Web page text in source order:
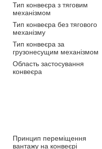
Тип конвеєра з тяговим
механізмом
Тип конвеєра без тягового
механізму
Тип конвеєра за
грузонесущим механізмом
Область застосування
конвеєра
Принцип переміщення
вантажу на конвеєрі